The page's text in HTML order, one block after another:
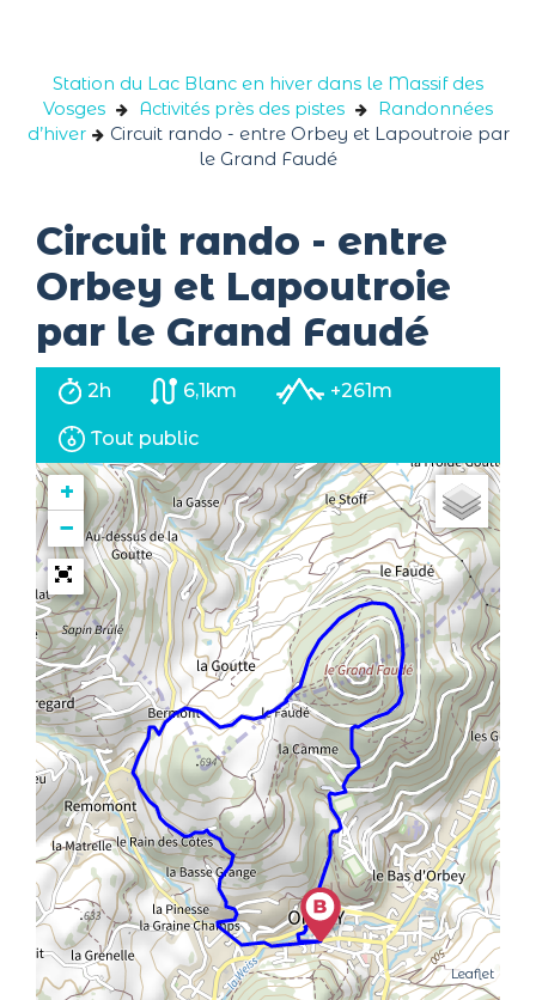
Station du Lac Blanc en hiver dans le Massif des
Vosges
Activités près des pistes
Randonnées
d’hiver
Circuit rando - entre Orbey et Lapoutroie par
le Grand Faudé
Circuit rando - entre
Orbey et Lapoutroie
par le Grand Faudé
2h 6,1km +261m
Tout public
+
−
Leaflet